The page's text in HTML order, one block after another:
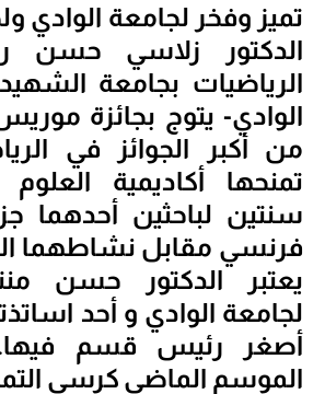
تميز وفخر لجامعة الوادي
الدكتور زلاسي
الرياضيات بجامعة
الوادي- يتوج بجائزة
من أكبر الجوائز في
تمنحها أكاديمية
سنتين لباحثين أحدهما
فرنسي مقابل نشاطهما
يعتبر الدكتور حسن
لجامعة الوادي و أحد
أصغر رئيس قسم
الموسم الماضي كرسي